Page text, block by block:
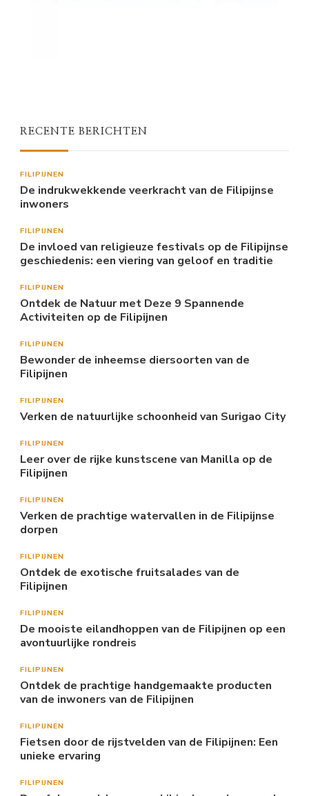
RECENTE BERICHTEN
FILIPIJNEN
De indrukwekkende veerkracht van de Filipijnse
inwoners
FILIPIJNEN
De invloed van religieuze festivals op de Filipijnse
geschiedenis: een viering van geloof en traditie
FILIPIJNEN
Ontdek de Natuur met Deze 9 Spannende
Activiteiten op de Filipijnen
FILIPIJNEN
Bewonder de inheemse diersoorten van de
Filipijnen
FILIPIJNEN
Verken de natuurlijke schoonheid van Surigao City
FILIPIJNEN
Leer over de rijke kunstscene van Manilla op de
Filipijnen
FILIPIJNEN
Verken de prachtige watervallen in de Filipijnse
dorpen
FILIPIJNEN
Ontdek de exotische fruitsalades van de
Filipijnen
FILIPIJNEN
De mooiste eilandhoppen van de Filipijnen op een
avontuurlijke rondreis
FILIPIJNEN
Ontdek de prachtige handgemaakte producten
van de inwoners van de Filipijnen
FILIPIJNEN
Fietsen door de rijstvelden van de Filipijnen: Een
unieke ervaring
FILIPIJNEN